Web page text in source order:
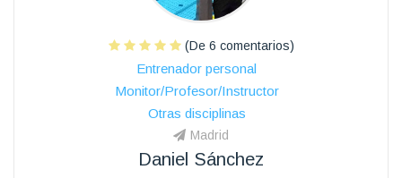
(De 6 comentarios)
Entrenador personal
Monitor/Profesor/Instructor
Otras disciplinas
Madrid
Daniel Sánchez